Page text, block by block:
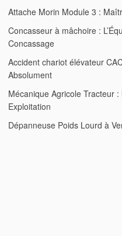
Attache Morin Module 3 :
Concasseur à mâchoire :
Concassage
Accident chariot élévateur
Absolument
Mécanique Agricole Tracteur :
Exploitation
Dépanneuse Poids Lourd à